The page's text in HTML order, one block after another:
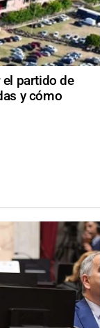
el partido de
y cómo